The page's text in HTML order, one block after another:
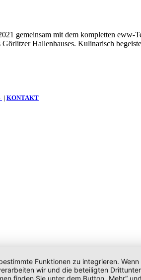
gemeinsam mit dem kompletten eww-
Hallenhauses. Kulinarisch
| KONTAKT
Funktionen zu integrieren. Wenn
wir und die beteiligten
finden Sie unter dem Button „Mehr“